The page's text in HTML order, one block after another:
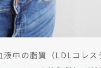
液中の脂質（LDLコレス